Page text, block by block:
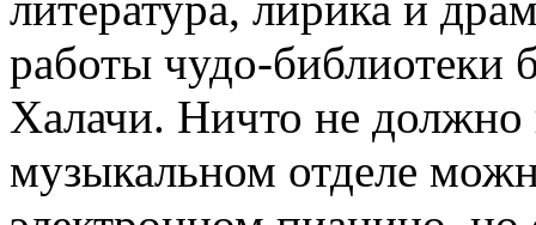
работы чудо-библиотеки
Халачи. Ничто не должно
музыкальном отделе